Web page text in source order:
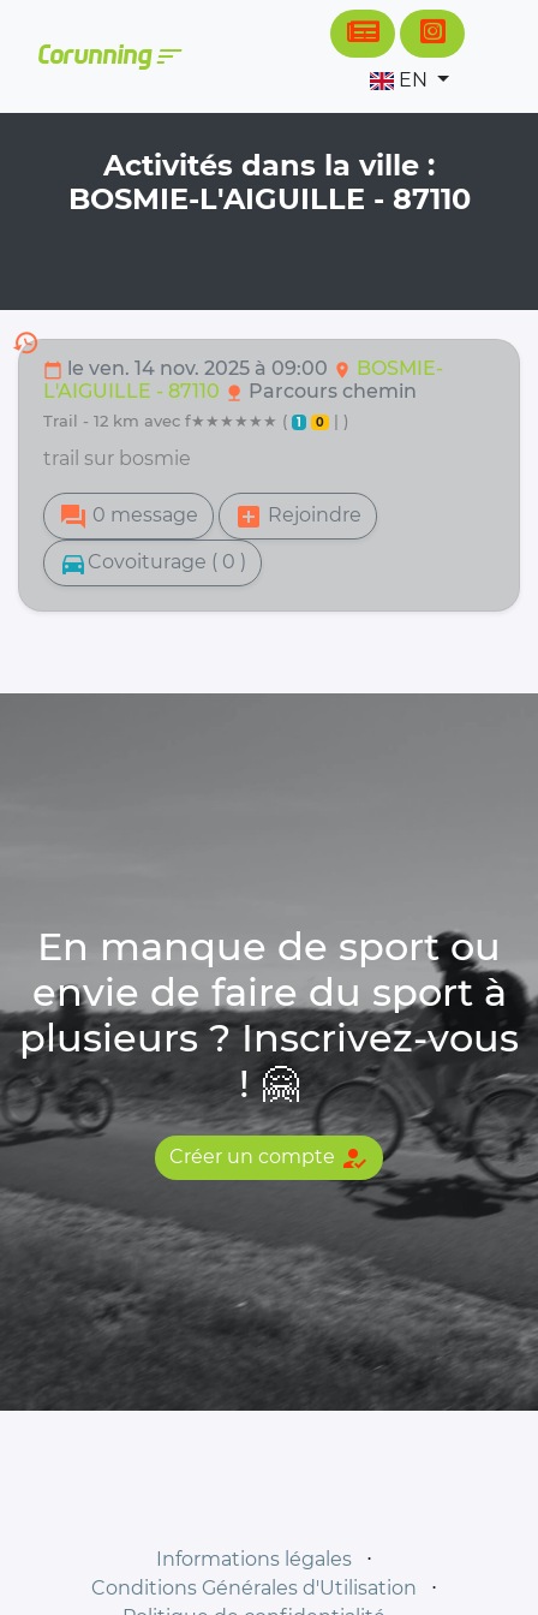
Corunningsort
EN
Activités dans la ville :
BOSMIE-L'AIGUILLE - 87110
history
calendar_today le ven. 14 nov. 2025 à 09:00 location_on BOSMIE-
L'AIGUILLE - 87110 nature Parcours chemin
trail - 12 km avec f★★★★★★ ( 1 0 | )
trail sur bosmie
forum 0 message add_box Rejoindre
directions_car Covoiturage ( 0 )
En manque de sport ou
envie de faire du sport à
plusieurs ? Inscrivez-vous
! 🤗
Créer un compte how_to_reg
Informations légales
⋅
Conditions Générales d'Utilisation
⋅